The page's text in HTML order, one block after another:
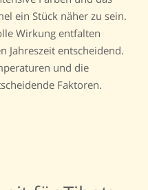
ein Stück näher zu sein.
Wirkung entfalten
Jahreszeit entscheidend.
und die
Faktoren.